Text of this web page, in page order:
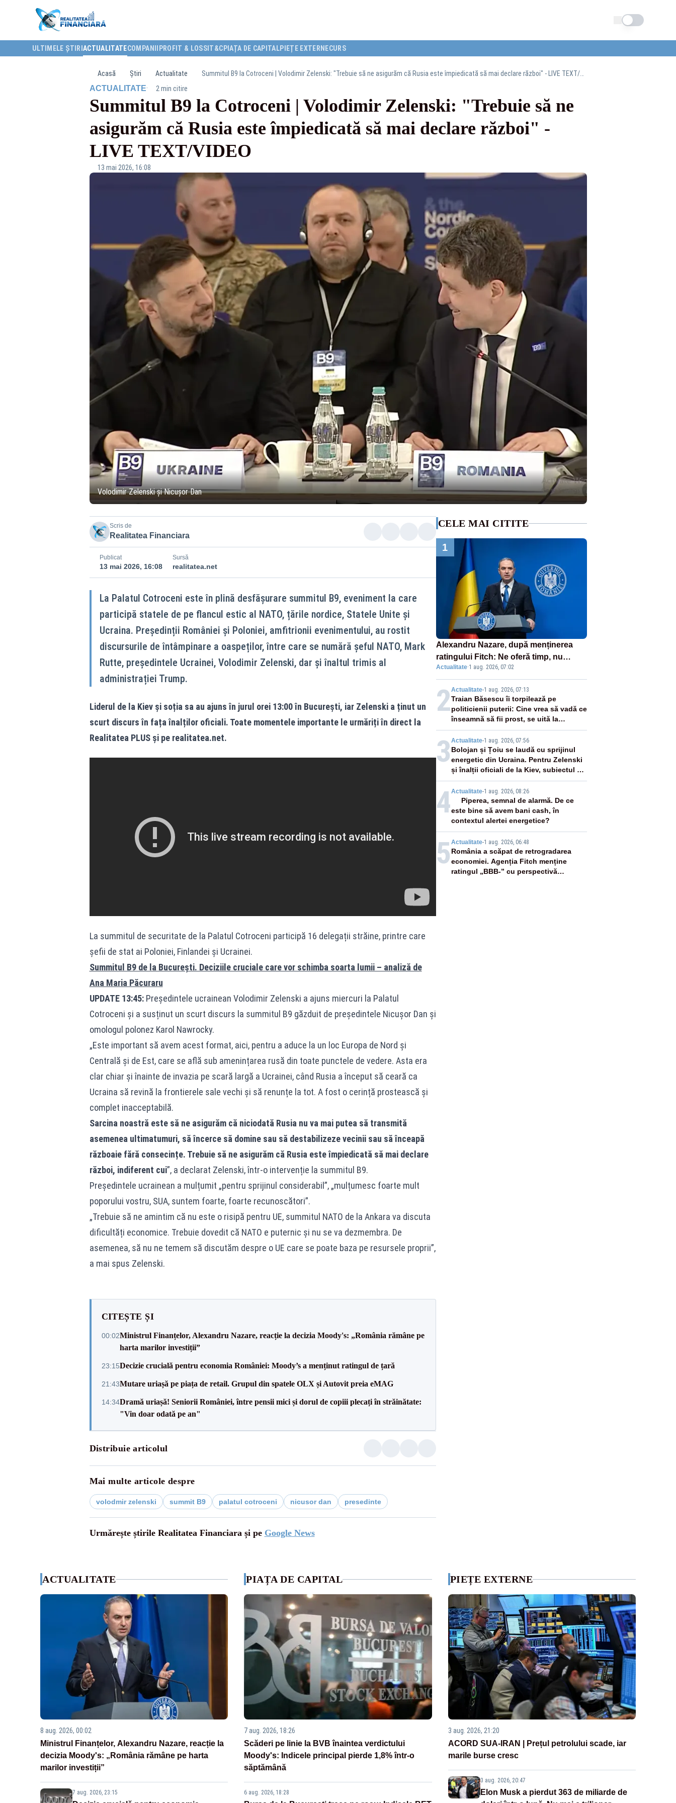
Schimba tema
ULTIMELE ȘTIRI ACTUALITATECOMPANII PROFIT & LOSS IT&C PIAȚA DE CAPITALPIEȚE EXTERNECURS
Acasă Știri Actualitate Summitul B9 la Cotroceni | Volodimir Zelenski: "Trebuie să ne asigurăm că Rusia este împiedicată să mai declare război" - LIVE TEXT/VIDEO
ACTUALITATE· 2 min citire
Summitul B9 la Cotroceni | Volodimir Zelenski: "Trebuie să ne
asigurăm că Rusia este împiedicată să mai declare război" -
LIVE TEXT/VIDEO
13 mai 2026, 16:08
Volodimir Zelenski și Nicușor Dan
Scris de
Realitatea Financiara
Publicat
13 mai 2026, 16:08
Sursă
realitatea.net
La Palatul Cotroceni este în plină desfășurare summitul B9, eveniment la care
participă statele de pe flancul estic al NATO, țările nordice, Statele Unite și
Ucraina. Președinții României și Poloniei, amfitrionii evenimentului, au rostit
discursurile de întâmpinare a oaspeților, între care se numără șeful NATO, Mark
Rutte, președintele Ucrainei, Volodimir Zelenski, dar și înaltul trimis al
administrației Trump.
Liderul de la Kiev și soția sa au ajuns în jurul orei 13:00 în București, iar Zelenski a ținut un
scurt discurs în fața înalților oficiali. Toate momentele importante le urmăriți în direct la
Realitatea PLUS și pe realitatea.net.
La summitul de securitate de la Palatul Cotroceni participă 16 delegații străine, printre care
șefii de stat ai Poloniei, Finlandei și Ucrainei.
Summitul B9 de la București. Deciziile cruciale care vor schimba soarta lumii – analiză de
Ana Maria Păcuraru
UPDATE 13:45: Președintele ucrainean Volodimir Zelenski a ajuns miercuri la Palatul
Cotroceni și a susținut un scurt discurs la summitul B9 găzduit de președintele Nicușor Dan și
omologul polonez Karol Nawrocky.
„Este important să avem acest format, aici, pentru a aduce la un loc Europa de Nord și
Centrală și de Est, care se află sub amenințarea rusă din toate punctele de vedere. Asta era
clar chiar și înainte de invazia pe scară largă a Ucrainei, când Rusia a început să ceară ca
Ucraina să revină la frontierele sale vechi și să renunțe la tot. A fost o cerință prostească și
complet inacceptabilă.
Sarcina noastră este să ne asigurăm că niciodată Rusia nu va mai putea să transmită
asemenea ultimatumuri, să încerce să domine sau să destabilizeze vecinii sau să înceapă
războaie fără consecințe. Trebuie să ne asigurăm că Rusia este împiedicată să mai declare
război, indiferent cui”, a declarat Zelenski, într-o intervenție la summitul B9.
Președintele ucrainean a mulțumit „pentru sprijinul considerabil”, „mulțumesc foarte mult
poporului vostru, SUA, suntem foarte, foarte recunoscători”.
„Trebuie să ne amintim că nu este o risipă pentru UE, summitul NATO de la Ankara va discuta
dificultăți economice. Trebuie dovedit că NATO e puternic și nu se va dezmembra. De
asemenea, să nu ne temem să discutăm despre o UE care se poate baza pe resursele proprii”,
a mai spus Zelenski.
CITEȘTE ȘI
00:02Ministrul Finanțelor, Alexandru Nazare, reacție la decizia Moody's: „România rămâne pe
harta marilor investiții”
23:15Decizie crucială pentru economia României: Moody’s a menținut ratingul de țară
21:43Mutare uriașă pe piața de retail. Grupul din spatele OLX și Autovit preia eMAG
14:34Dramă uriașă! Seniorii României, între pensii mici și dorul de copiii plecați în străinătate:
"Vin doar odată pe an"
Distribuie articolul
Mai multe articole despre
volodmir zelenski summit B9 palatul cotroceni nicusor dan presedinte
Urmărește știrile Realitatea Financiara și pe Google News
CELE MAI CITITE
1
Alexandru Nazare, după menținerea
ratingului Fitch: Ne oferă timp, nu
confort
Actualitate·1 aug. 2026, 07:02
2Actualitate-1 aug. 2026, 07:13
Traian Băsescu îi torpilează pe
politicienii puterii: Cine vrea să vadă ce
înseamnă să fii prost, se uită la
România
3 Actualitate-1 aug. 2026, 07:56
Bolojan și Țoiu se laudă cu sprijinul
energetic din Ucraina. Pentru Zelenski
și înalții oficiali de la Kiev, subiectul nu
există
4Actualitate-1 aug. 2026, 08:26
Piperea, semnal de alarmă. De ce
este bine să avem bani cash, în
contextul alertei energetice?
5 Actualitate-1 aug. 2026, 06:48
România a scăpat de retrogradarea
economiei. Agenția Fitch menține
ratingul „BBB-” cu perspectivă
ACTUALITATE
8 aug. 2026, 00:02
Ministrul Finanțelor, Alexandru Nazare, reacție la
decizia Moody's: „România rămâne pe harta
marilor investiții”
7 aug. 2026, 23:15
PIAȚA DE CAPITAL
7 aug. 2026, 18:26
Scăderi pe linie la BVB înaintea verdictului
Moody's: Indicele principal pierde 1,8% într-o
săptămână
6 aug. 2026, 18:28
PIEȚE EXTERNE
3 aug. 2026, 21:20
ACORD SUA-IRAN | Prețul petrolului scade, iar
marile burse cresc
3 aug. 2026, 20:47
Elon Musk a pierdut 363 de miliarde de